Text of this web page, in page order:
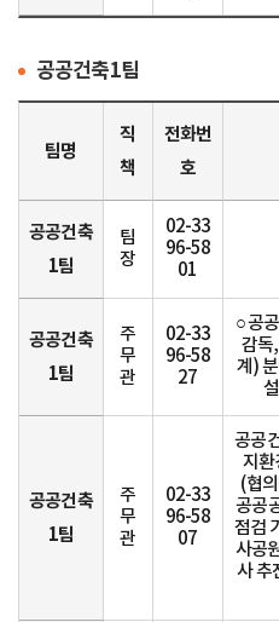
공공건축1팀
팀명
직
책
전화번
호
공공건축
1팀
팀
장
02-33
96-58
01
공공건축
1팀
주
무
관
02-33
96-58
27
○ 공
감독
계)
공공건축
1팀
주
무
관
02-33
96-58
07
공공
지환
(협
공공
점검
사공
사 추